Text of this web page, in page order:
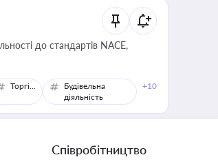
до стандартів NACE,
Торгівля
Будівельна
діяльність
+10
Співробітництво